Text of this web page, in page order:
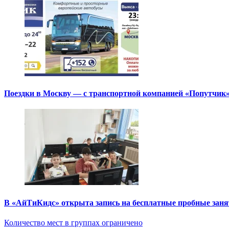
Поездки в Москву — с транспортной компанией «Попутчик»
В «АйТиКидс» открыта запись на бесплатные пробные
Количество мест в группах ограничено